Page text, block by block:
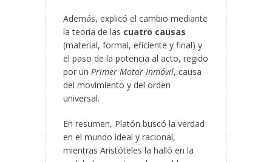
Además, explicó el cambio mediante
la teoría de las cuatro causas
(material, formal, eficiente y final) y
el paso de la potencia al acto, regido
por un Primer Motor Inmóvil, causa
del movimiento y del orden
universal.
En resumen, Platón buscó la verdad
en el mundo ideal y racional,
mientras Aristóteles la halló en la